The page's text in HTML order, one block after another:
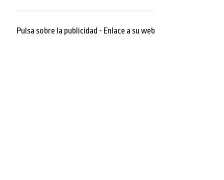
Pulsa sobre la publicidad - Enlace a su web